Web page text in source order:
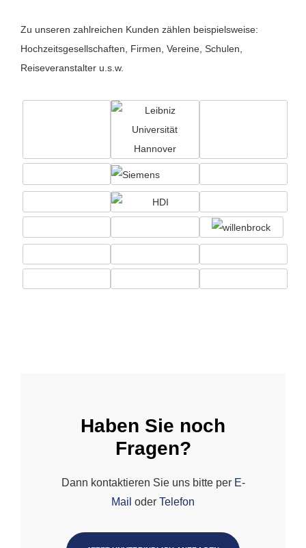
Zu unseren zahlreichen Kunden zählen beispielsweise:
Hochzeitsgesellschaften, Firmen, Vereine, Schulen,
Reiseveranstalter u.s.w.
Haben Sie noch
Fragen?
Dann kontaktieren Sie uns bitte per E-
Mail oder Telefon